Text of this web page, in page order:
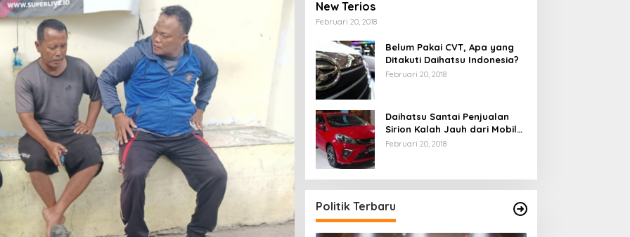
New Terios
Februari 20, 2018
Belum Pakai CVT, Apa yang
Ditakuti Daihatsu Indonesia?
Februari 20, 2018
Daihatsu Santai Penjualan
Sirion Kalah Jauh dari Mobil
LCGC
Februari 20, 2018
Politik Terbaru